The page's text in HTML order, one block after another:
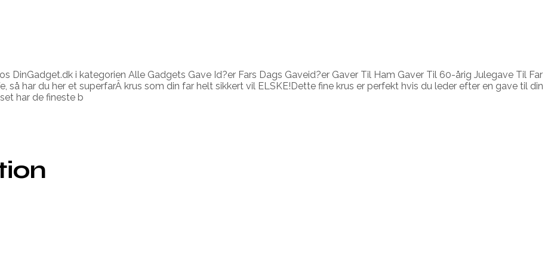
DinGadget.dk i kategorien Alle Gadgets Gave Id?er Fars Dags Gaveid?er Gaver Til Ham Gaver Til 60-årig Julegave Til Far
så har du her et superfarÂ krus som din far helt sikkert vil ELSKE!Dette fine krus er perfekt hvis du leder efter en gave til din
har de fineste b